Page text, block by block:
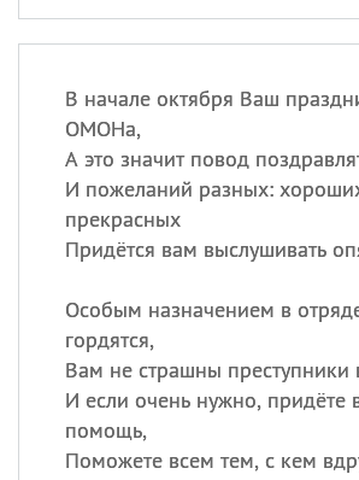
В начале октября Ваш
ОМОНа,
А это значит повод
И пожеланий разных:
прекрасных
Придётся вам выслушивать
Особым назначением в
гордятся,
Вам не страшны преступники
И если очень нужно, придёте
помощь,
Поможете всем тем, с кем